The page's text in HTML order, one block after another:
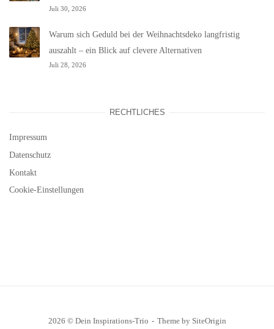
Juli 30, 2026
Warum sich Geduld bei der Weihnachtsdeko langfristig
auszahlt – ein Blick auf clevere Alternativen
Juli 28, 2026
RECHTLICHES
Impressum
Datenschutz
Kontakt
Cookie-Einstellungen
2026 © Dein Inspirations-Trio Theme by SiteOrigin